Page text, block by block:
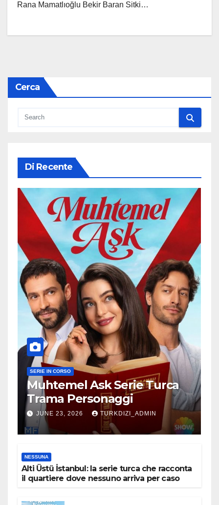
Rana Mamatlıoğlu Bekir Baran Sitki…
Cerca
Di Recente
SERIE IN CORSO
Muhtemel Ask Serie Turca
Trama Personaggi
JUNE 23, 2026 TURKDIZI_ADMIN
NESSUNA
Alti Üstü İstanbul: la serie turca che racconta
il quartiere dove nessuno arriva per caso